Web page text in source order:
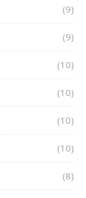
(9)
(9)
(10)
(10)
(10)
(10)
(8)